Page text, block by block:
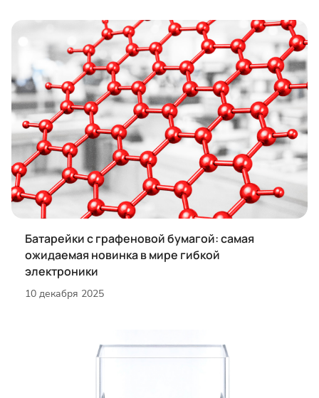
Батарейки с графеновой бумагой: самая
ожидаемая новинка в мире гибкой
электроники
10 декабря 2025